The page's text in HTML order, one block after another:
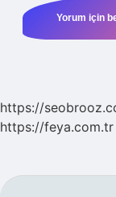
https://
https://feya.com.tr